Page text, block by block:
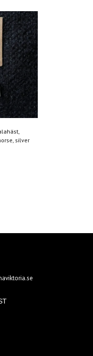
silver